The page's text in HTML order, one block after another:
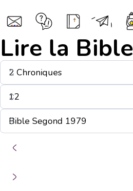
Lire la Bible